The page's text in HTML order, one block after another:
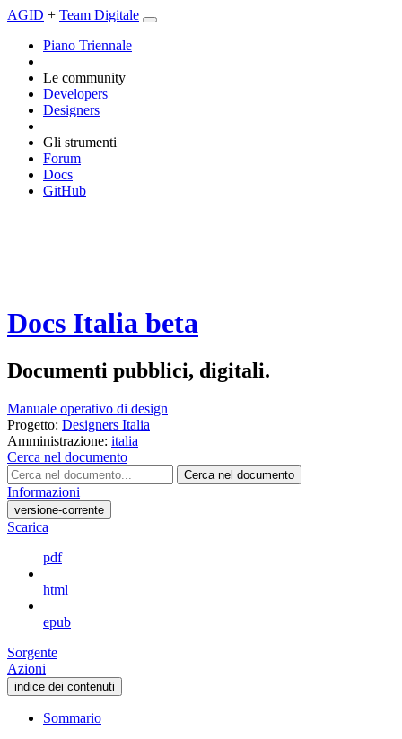
AGID + Team Digitale
Piano Triennale
Le community
Developers
Designers
Gli strumenti
Forum
Docs
GitHub
Docs Italia beta
Documenti pubblici, digitali.
Manuale operativo di design
Progetto: Designers Italia
Amministrazione: italia
Cerca nel documento
Cerca nel documento
Informazioni
versione-corrente
Scarica
pdf
html
epub
Sorgente
Azioni
indice dei contenuti
Sommario